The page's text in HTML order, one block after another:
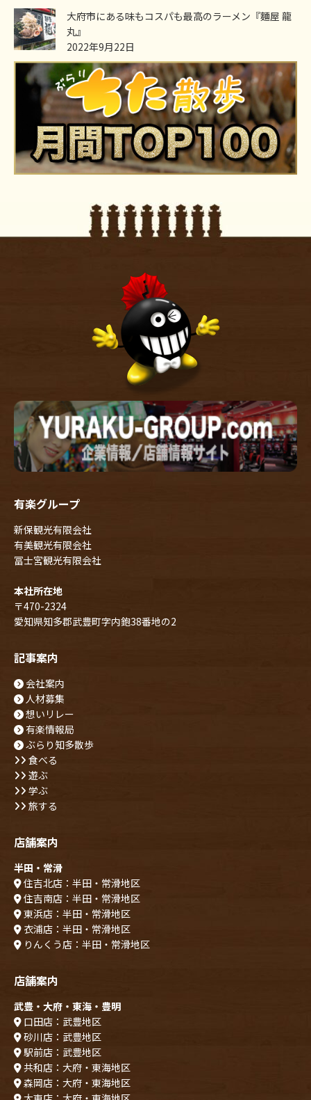
大府市にある味もコスパも最高のラーメン『麵屋 龍
丸』
2022年9月22日
有楽グループ
新保観光有限会社
有美観光有限会社
冨士宮観光有限会社
本社所在地
〒470-2324
愛知県知多郡武豊町字内鉋38番地の2
記事案内
会社案内
人材募集
想いリレー
有楽情報局
ぶらり知多散歩
食べる
遊ぶ
学ぶ
旅する
店舗案内
半田・常滑
住吉北店：半田・常滑地区
住吉南店：半田・常滑地区
東浜店：半田・常滑地区
衣浦店：半田・常滑地区
りんくう店：半田・常滑地区
店舗案内
武豊・大府・東海・豊明
口田店：武豊地区
砂川店：武豊地区
駅前店：武豊地区
共和店：大府・東海地区
森岡店：大府・東海地区